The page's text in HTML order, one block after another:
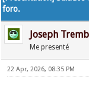
foro.
Joseph
Me presenté
22 Apr, 2026, 08:35 PM